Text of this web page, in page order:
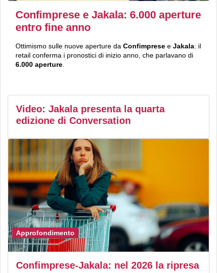
Confimprese e Jakala: 6.000 aperture
entro fine anno
Ottimismo sulle nuove aperture da Confimprese e Jakala: il
retail conferma i pronostici di inizio anno, che parlavano di
6.000 aperture
Video: Jakala presenta la quarta
edizione di Conversation
Approfondimento
Confimprese-Jakala: nel 2026 la ripresa